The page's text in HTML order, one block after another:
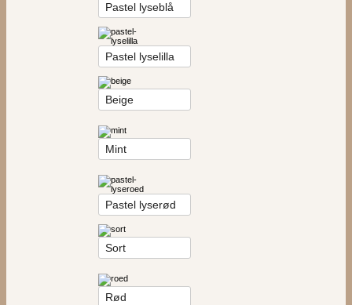
Pastel lyseblå
Pastel lyselilla
Beige
Mint
Pastel lyserød
Sort
Rød